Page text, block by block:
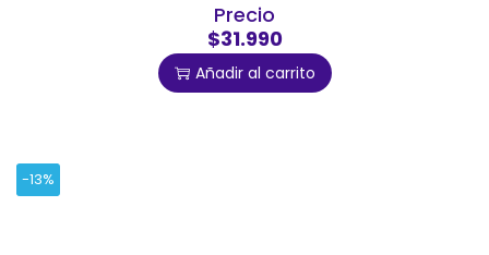
Precio
$31.990
Añadir al carrito
-13%